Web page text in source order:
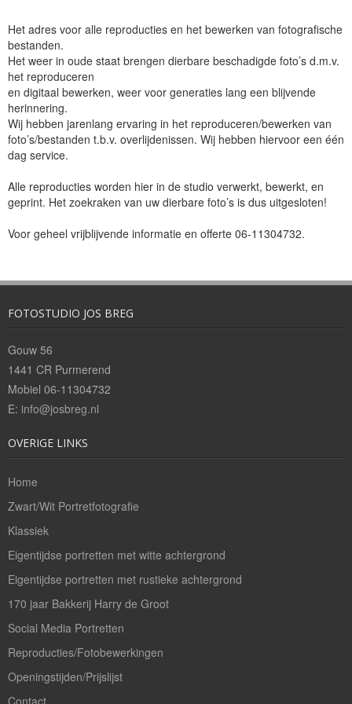
Theaterfotografie
Openingstijden/Prijzen
Contact
Het adres voor alle reproducties en het bewerken van fotografische
bestanden.
Het weer in oude staat brengen dierbare beschadigde foto’s d.m.v.
het reproduceren
en digitaal bewerken, weer voor generaties lang een blijvende
herinnering.
Wij hebben jarenlang ervaring in het reproduceren/bewerken van
foto’s/bestanden t.b.v. overlijdenissen. Wij hebben hiervoor een één
dag service.
Alle reproducties worden hier in de studio verwerkt, bewerkt, en
geprint. Het zoekraken van uw dierbare foto’s is dus uitgesloten!
Voor geheel vrijblijvende informatie en offerte 06-11304732.
FOTOSTUDIO JOS BREG
Gouw 56
1441 CR Purmerend
Mobiel 06-11304732
E: info@josbreg.nl
OVERIGE LINKS
Home
Zwart/Wit Portretfotografie
Klassiek
Eigentijdse portretten met witte achtergrond
Eigentijdse portretten met rustieke achtergrond
170 jaar Bakkerij Harry de Groot
Social Media Portretten
Reproducties/Fotobewerkingen
Openingstijden/Prijslijst